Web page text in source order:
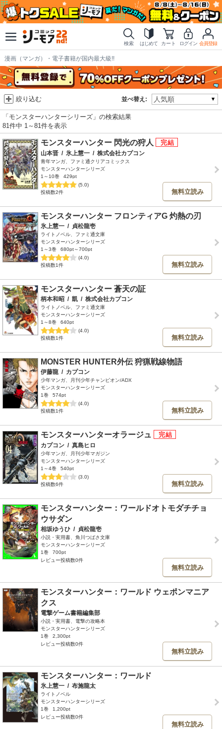
検索 はじめて カート ログイン 会員登録
漫画（マンガ）・電子書籍が国内最大級!!
並べ替え:
絞り込む
「モンスターハンターシリーズ」の検索結果
81件中 1～81件を表示
モンスターハンター 閃光の狩人
山本晋 / 氷上慧一 / 株式会社カプコン
青年マンガ、ファミ通クリアコミックス
モンスターハンターシリーズ
1～10巻
429pt
(5.0)
投稿数2件
無料立読み
モンスターハンター フロンティアG 灼熱の刃
氷上慧一 / 貞松龍壱
ライトノベル、ファミ通文庫
モンスターハンターシリーズ
1～3巻
680pt～700pt
(4.0)
投稿数1件
無料立読み
モンスターハンター 蒼天の証
柄本和昭 / 凱 / 株式会社カプコン
ライトノベル、ファミ通文庫
モンスターハンターシリーズ
1～8巻
640pt
(4.0)
投稿数1件
無料立読み
MONSTER HUNTER外伝 狩猟戦線物語
伊藤龍 / カプコン
少年マンガ、月刊少年チャンピオン/ADX
モンスターハンターシリーズ
1巻
574pt
(4.0)
投稿数1件
無料立読み
モンスターハンターオラージュ
カプコン / 真島ヒロ
少年マンガ、月刊少年マガジン
モンスターハンターシリーズ
1～4巻
540pt
(3.0)
投稿数6件
無料立読み
モンスターハンター：ワールドオトモダチチョ
ウサダン
相坂ゆうひ / 貞松龍壱
小説・実用書、角川つばさ文庫
モンスターハンターシリーズ
1巻
700pt
レビュー投稿数0件
無料立読み
モンスターハンター：ワールド ウェポンマニア
クス
電撃ゲーム書籍編集部
小説・実用書、電撃の攻略本
モンスターハンターシリーズ
1巻
2,300pt
レビュー投稿数0件
無料立読み
モンスターハンター：ワールド
氷上慧一 / 布施龍太
ライトノベル
モンスターハンターシリーズ
1巻
1,200pt
レビュー投稿数0件
無料立読み